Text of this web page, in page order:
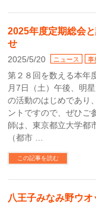
2025年度定期総会
せ
2025/5/20 ニュース 事
第２８回を数える本年
月7日（土）午後、明
の活動のはじめであり
ントですので、ぜひご
師は、東京都立大学都
（都市 …
この記事を読む
八王子みなみ野ウ